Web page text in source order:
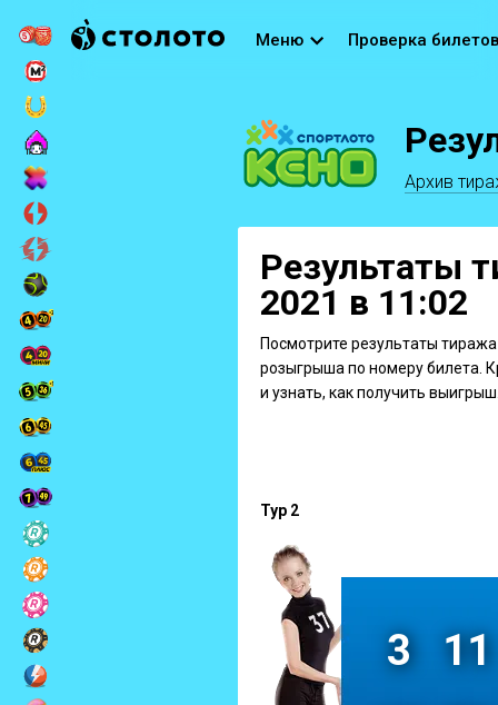
Меню Проверка билетов
Архив
Результаты
2021 в 11:02
Посмотрите результаты
розыгрыша по номеру билета.
и узнать, как получить
Тур 2
3
11